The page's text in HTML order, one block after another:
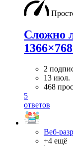
Сложно
2
13 июл.
468
5
ответов
Веб-
+4 ещё